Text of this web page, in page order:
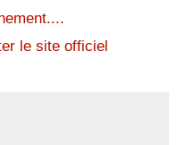
le site officiel